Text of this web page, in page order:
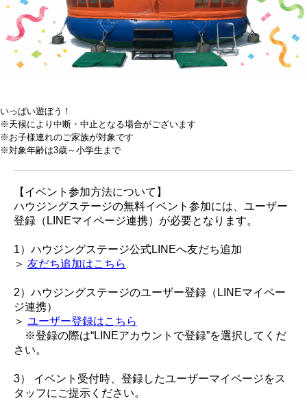
いっぱい遊ぼう！
※天候により中断・中止となる場合がございます
※お子様連れのご家族が対象です
※対象年齢は3歳～小学生まで
【イベント参加方法について】
ハウジングステージの無料イベント参加には、ユーザー
登録（LINEマイページ連携）が必要となります。
1）ハウジングステージ公式LINEへ友だち追加
＞ 友だち追加はこちら
2）ハウジングステージのユーザー登録（LINEマイペー
ジ連携）
＞ ユーザー登録はこちら
※登録の際は“LINEアカウントで登録”を選択してくだ
さい。
3） イベント受付時、登録したユーザーマイページをス
タッフにご提示ください。